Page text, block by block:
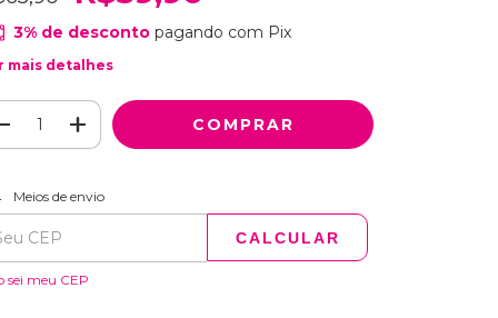
3% de desconto pagando com Pix
mais detalhes
para o CEP:
Meios de envio
CALCULAR
sei meu CEP